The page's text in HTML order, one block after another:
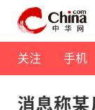
关注 手机
消息称某